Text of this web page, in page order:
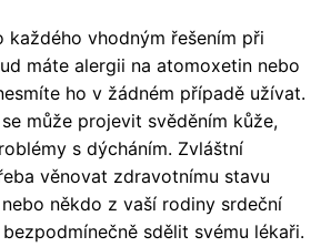
každého vhodným řešením při
máte alergii na atomoxetin nebo
ho v žádném případě užívat.
může projevit svěděním kůže,
s dýcháním. Zvláštní
věnovat zdravotnímu stavu
někdo z vaší rodiny srdeční
sdělit svému lékaři.